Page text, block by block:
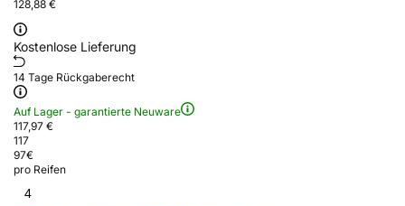
128,88 €
Kostenlose Lieferung
14 Tage Rückgaberecht
Auf Lager - garantierte Neuware
117,97 €
117
97€
pro Reifen
4